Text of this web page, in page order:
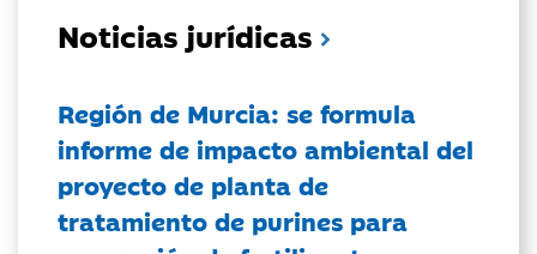
Noticias jurídicas
Región de Murcia: se formula
informe de impacto ambiental del
proyecto de planta de
tratamiento de purines para